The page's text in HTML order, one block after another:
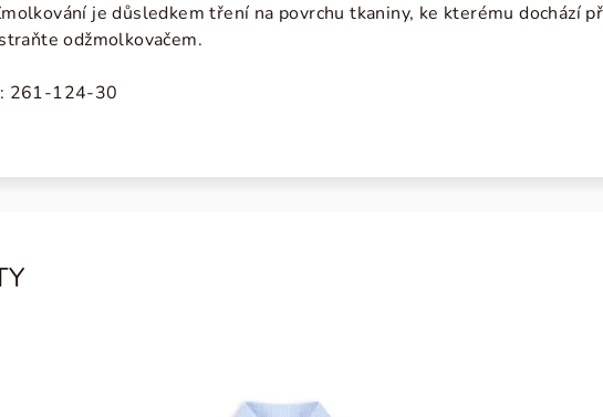
je důsledkem tření na povrchu tkaniny, ke kterému dochází
odžmolkovačem.
261-124-30